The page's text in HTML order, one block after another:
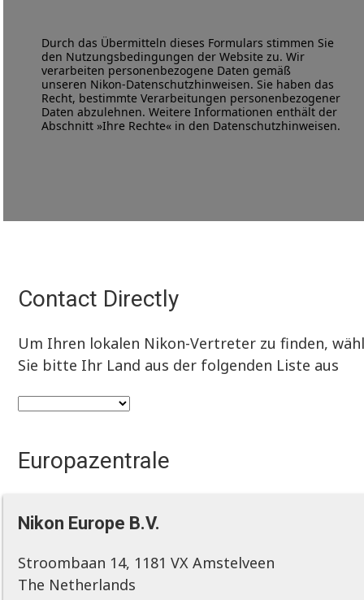
Durch das Übermitteln dieses Formulars stimmen Sie
den Nutzungsbedingungen der Website zu. Wir
verarbeiten personenbezogene Daten gemäß
unseren Nikon-Datenschutzhinweisen. Sie haben das
Recht, bestimmte Verarbeitungen personenbezogener
Daten abzulehnen. Weitere Informationen enthält der
Abschnitt »Ihre Rechte« in den Datenschutzhinweisen.
Contact Directly
Um Ihren lokalen Nikon-Vertreter zu finden,
Sie bitte Ihr Land aus der folgenden Liste aus
Europazentrale
Nikon Europe B.V.
Stroombaan 14, 1181 VX Amstelveen
The Netherlands